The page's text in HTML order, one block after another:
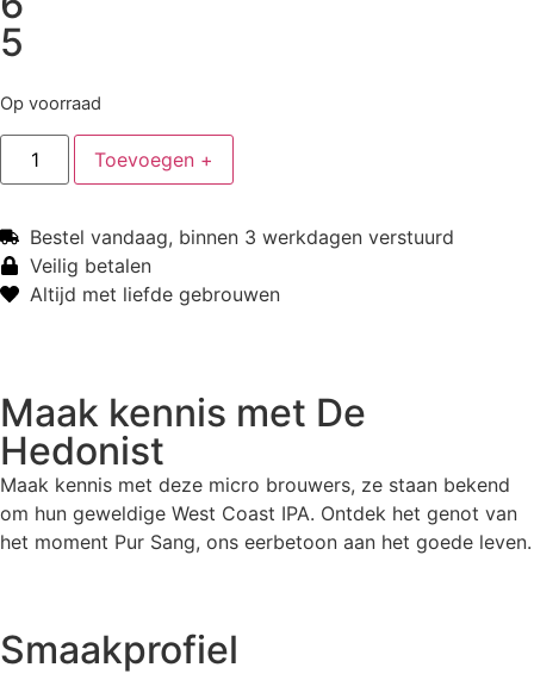
5
Op voorraad
Toevoegen +
Bestel vandaag, binnen 3 werkdagen verstuurd
Veilig betalen
Altijd met liefde gebrouwen
Maak kennis met De
Hedonist
Maak kennis met deze micro brouwers, ze staan bekend
om hun geweldige West Coast IPA. Ontdek het genot van
het moment Pur Sang, ons eerbetoon aan het goede leven.
Smaakprofiel